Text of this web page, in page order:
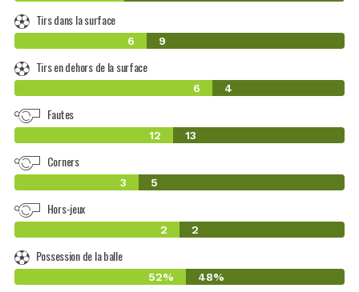
Tirs dans la surface
6 9
Tirs en dehors de la surface
6 4
Fautes
12 13
Corners
3 5
Hors-jeux
2 2
Possession de la balle
52% 48%